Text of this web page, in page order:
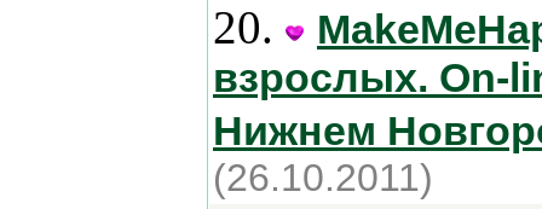
20.
взрослых. On-
Нижнем
(26.10.2011)